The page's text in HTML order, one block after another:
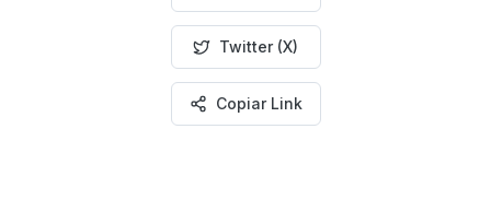
Twitter (X)
Copiar Link